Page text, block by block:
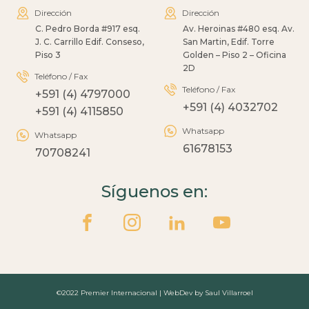
Dirección
C. Pedro Borda #917 esq.
J. C. Carrillo Edif. Conseso,
Piso 3
Teléfono / Fax
+591 (4) 4797000
+591 (4) 4115850
Whatsapp
70708241
Dirección
Av. Heroinas #480 esq. Av.
San Martin, Edif. Torre
Golden – Piso 2 – Oficina
2D
Teléfono / Fax
+591 (4) 4032702
Whatsapp
61678153
Síguenos en:
©2022 Premier Internacional | WebDev by Saul Villarroel